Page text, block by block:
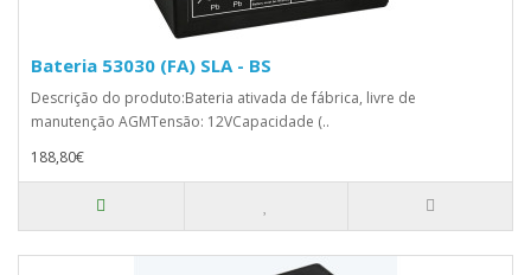
Bateria 53030 (FA) SLA - BS
Descrição do produto:Bateria ativada de fábrica, livre de
manutenção AGMTensão: 12VCapacidade (..
188,80€